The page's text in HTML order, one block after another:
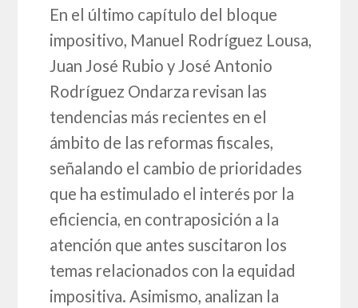
En el último capítulo del bloque
impositivo, Manuel Rodríguez Lousa,
Juan José Rubio y José Antonio
Rodríguez Ondarza revisan las
tendencias más recientes en el
ámbito de las reformas fiscales,
señalando el cambio de prioridades
que ha estimulado el interés por la
eficiencia, en contraposición a la
atención que antes suscitaron los
temas relacionados con la equidad
impositiva. Asimismo, analizan la